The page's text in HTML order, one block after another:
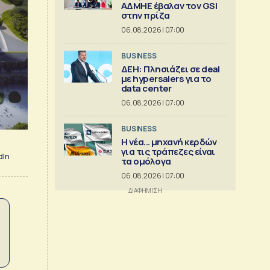
ΑΔΜΗΕ έβαλαν τον GSI
στην πρίζα
06.08.2026 | 07:00
BUSINESS
ΔΕΗ: Πλησιάζει σε deal
με hypersalers για το
data center
06.08.2026 | 07:00
BUSINESS
Η νέα... μηχανή κερδών
για τις τράπεζες είναι
τα ομόλογα
06.08.2026 | 07:00